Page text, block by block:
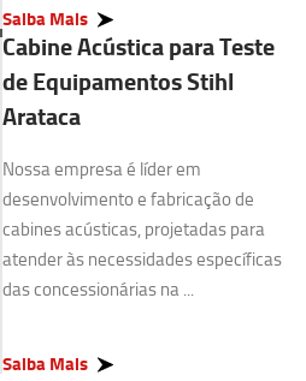
Saiba Mais
Cabine Acústica para Teste
de Equipamentos Stihl
Arataca
Nossa empresa é líder em
desenvolvimento e fabricação de
cabines acústicas, projetadas para
atender às necessidades específicas
das concessionárias na ...
Saiba Mais